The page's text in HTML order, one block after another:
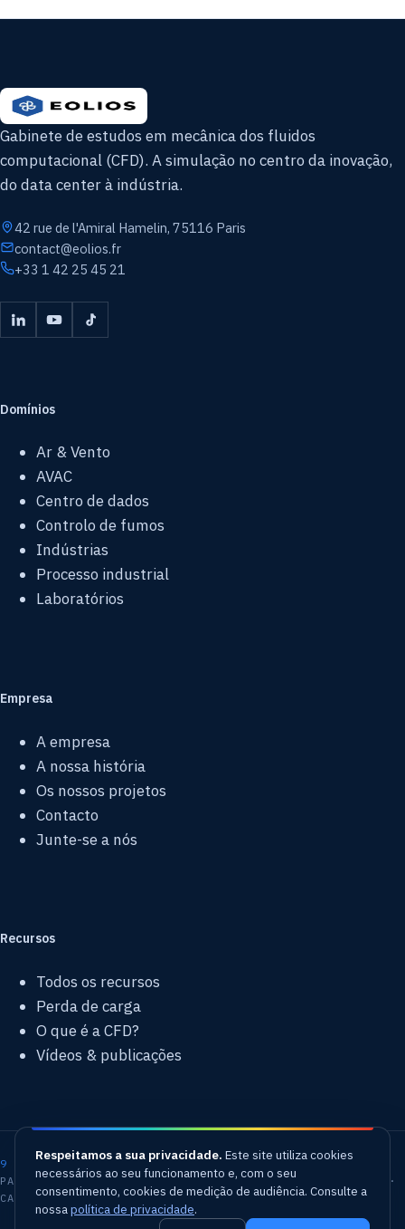
Gabinete de estudos em mecânica dos fluidos
computacional (CFD). A simulação no centro da inovação,
do data center à indústria.
42 rue de l'Amiral Hamelin, 75116 Paris
contact@eolios.fr
+33 1 42 25 45 21
Domínios
Ar & Vento
AVAC
Centro de dados
Controlo de fumos
Indústrias
Processo industrial
Laboratórios
Empresa
A empresa
A nossa história
Os nossos projetos
Contacto
Junte-se a nós
Recursos
Todos os recursos
Perda de carga
O que é a CFD?
Vídeos & publicações
9 agências
PARIS · LONDRES · MILÃO · MUNIQUE · MADRID · VARSÓVIA ·
CASABLANCA · EUA
Respeitamos a sua privacidade. Este site utiliza cookies
necessários ao seu funcionamento e, com o seu
consentimento, cookies de medição de audiência. Consulte a
nossapolítica de privacidade.